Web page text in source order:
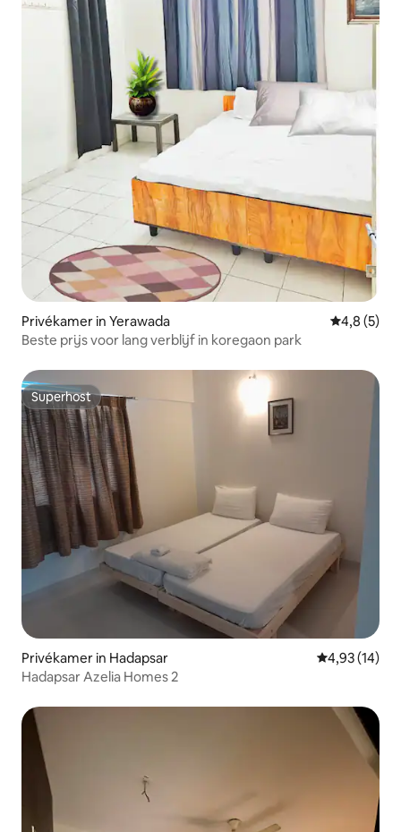
Privékamer in Yerawada
4,8 (5)
Beste prijs voor lang verblijf in koregaon park
Superhost
Superhost
Privékamer in Hadapsar Gemiddelde
4,93 (14)
Hadapsar Azelia Homes 2